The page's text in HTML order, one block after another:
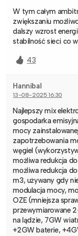
W tym całym
zwiększaniu
dalszy wzrost
stabilność sieci co
43
Hannibal
13-08-2025 16:30
Najlepszy mix
gospodarka
mocy
zapotrzebowania
węgiel
możliwa redukcja
możliwa redukcja
m3, używany gdy
modulacja mocy,
OZE (mniejsza
przewymiarowane
na lądzie, 7GW
+2GW baterie,